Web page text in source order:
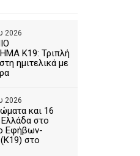
2026
Κ19: Τριπλή
ημιτελικά με
2026
και 16
στο
Εφήβων-
στο